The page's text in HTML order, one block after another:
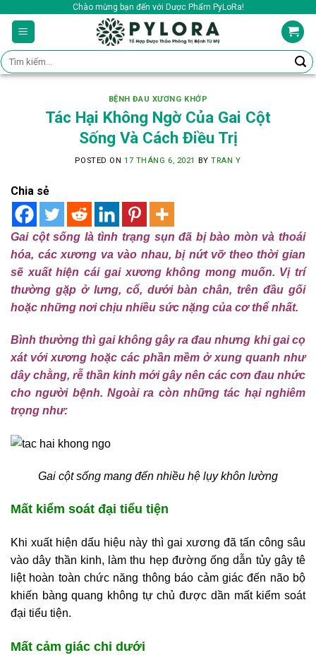
content
Chào mừng bạn đến với Dược Phẩm PyLoRa!
Tìm
kiếm:
BỆNH ĐAU XƯƠNG KHỚP
Tác Hại Không Ngờ Của Gai Cột
Sống Và Cách Điều Trị
POSTED ON 17 THÁNG 6, 2021 BYTRAN Y
Chia sẻ
Gai cột sống là tình trạng sụn đã bị bào mòn và thoái
hóa, các xương va vào nhau, bị nứt vỡ theo thời gian
sẽ xuất hiện cái gai xương không mong muốn. Vị trí
thường gặp ở lưng, cổ, dưới bàn chân, trên đầu gối
hoặc những nơi chịu nhiều sức nặng của cơ thể nhất.
Bình thường thì gai không gây ra đau nhưng khi gai cọ
xát với xương hoặc các phần mềm ở xung quanh như
dây chằng, rễ thần kinh mới gây nên các cơn đau nhức
cho người bệnh. Ngoài ra còn những tác hại nghiêm
trọng như:
Gai cột sống mang đến nhiều hệ lụy khôn lường
Mất kiểm soát đại tiểu tiện
Khi xuất hiện dấu hiệu này thì gai xương đã tấn công sâu
vào dây thần kinh, làm thu hẹp đường ống dẫn tủy gây tê
liệt hoàn toàn chức năng thông báo cảm giác đến não bộ
khiến bàng quang không tự chủ được dần mất kiểm soát
đại tiểu tiện.
Mất cảm giác chi dưới